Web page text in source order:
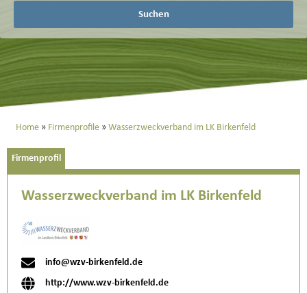
Suchen
Home Firmenprofile Wasserzweckverband im LK Birkenfeld
Firmenprofil
Wasserzweckverband im LK Birkenfeld
info@wzv-birkenfeld.de
http://www.wzv-birkenfeld.de